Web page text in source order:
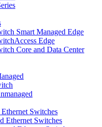
Smart Managed Edge
Edge
Core and Data Center
Switches
Ethernet Switches